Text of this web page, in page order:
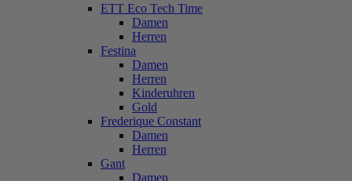
ETT Eco Tech Time
Damen
Herren
Festina
Damen
Herren
Kinderuhren
Gold
Frederique Constant
Damen
Herren
Gant
Damen